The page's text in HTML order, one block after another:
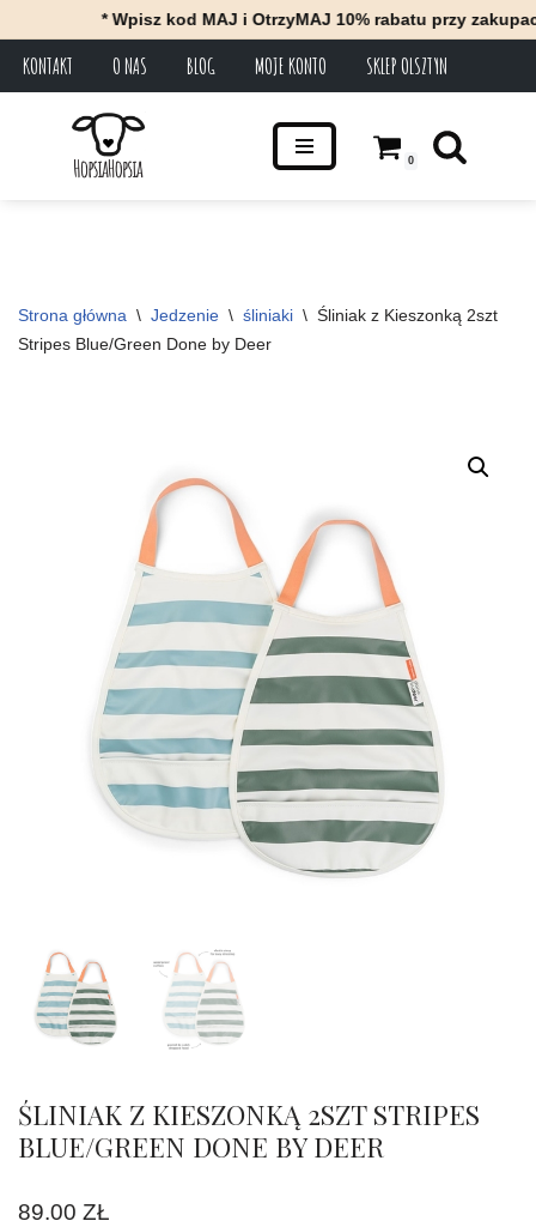
* Wpisz kod MAJ i OtrzyMAJ 10% rabatu przy zakupach
KONTAKT O NAS BLOG MOJE KONTO SKLEP OLSZTYN
0
Strona główna \ Jedzenie \ śliniaki \ Śliniak z Kieszonką 2szt
Stripes Blue/Green Done by Deer
ŚLINIAK Z KIESZONKĄ 2SZT STRIPES
BLUE/GREEN DONE BY DEER
89.00 ZŁ